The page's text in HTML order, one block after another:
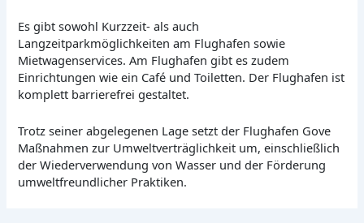
Es gibt sowohl Kurzzeit- als auch
Langzeitparkmöglichkeiten am Flughafen sowie
Mietwagenservices. Am Flughafen gibt es zudem
Einrichtungen wie ein Café und Toiletten. Der Flughafen ist
komplett barrierefrei gestaltet.
Trotz seiner abgelegenen Lage setzt der Flughafen Gove
Maßnahmen zur Umweltverträglichkeit um, einschließlich
der Wiederverwendung von Wasser und der Förderung
umweltfreundlicher Praktiken.